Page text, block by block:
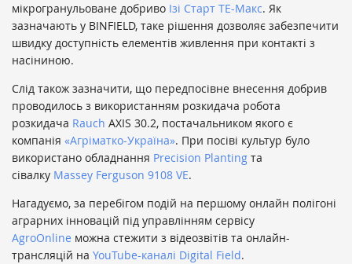
мікрогранульоване добриво Ізі Старт ТЕ-Макс. Як
зазначають у BINFIELD, таке рішення дозволяє забезпечити
швидку доступність елементів живлення при контакті з
насіниною.
Слід також зазначити, що передпосівне внесення добрив
проводилось з використанням розкидача робота
розкидача Rauch AXIS 30.2, постачальником якого є
компанія «Агріматко-Україна». При посіві культур було
використано обладнання Precision Planting та
сівалку Massey Ferguson 9108 VE.
Нагадуємо, за перебігом подій на першому онлайн полігоні
аграрних інновацій під управлінням сервісу
AgroOnline можна стежити з відеозвітів та онлайн-
трансляцій на YouTube-каналі Digital Field.